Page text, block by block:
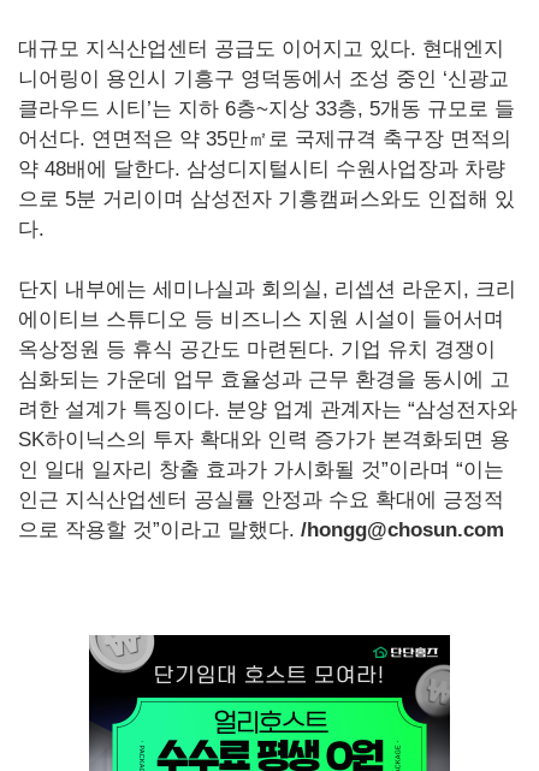
대규모 지식산업센터 공급도 이어지고 있다. 현대엔지
니어링이 용인시 기흥구 영덕동에서 조성 중인 ‘신광교
클라우드 시티’는 지하 6층~지상 33층, 5개동 규모로 들
어선다. 연면적은 약 35만㎡로 국제규격 축구장 면적의
약 48배에 달한다. 삼성디지털시티 수원사업장과 차량
으로 5분 거리이며 삼성전자 기흥캠퍼스와도 인접해 있
다.
단지 내부에는 세미나실과 회의실, 리셉션 라운지, 크리
에이티브 스튜디오 등 비즈니스 지원 시설이 들어서며
옥상정원 등 휴식 공간도 마련된다. 기업 유치 경쟁이
심화되는 가운데 업무 효율성과 근무 환경을 동시에 고
려한 설계가 특징이다. 분양 업계 관계자는 “삼성전자와
SK하이닉스의 투자 확대와 인력 증가가 본격화되면 용
인 일대 일자리 창출 효과가 가시화될 것”이라며 “이는
인근 지식산업센터 공실률 안정과 수요 확대에 긍정적
으로 작용할 것”이라고 말했다. /hongg@chosun.com